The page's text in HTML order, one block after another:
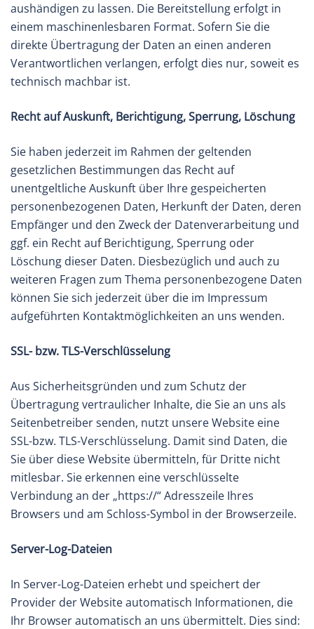
aushändigen zu lassen. Die Bereitstellung erfolgt in
einem maschinenlesbaren Format. Sofern Sie die
direkte Übertragung der Daten an einen anderen
Verantwortlichen verlangen, erfolgt dies nur, soweit es
technisch machbar ist.
Recht auf Auskunft, Berichtigung, Sperrung, Löschung
Sie haben jederzeit im Rahmen der geltenden
gesetzlichen Bestimmungen das Recht auf
unentgeltliche Auskunft über Ihre gespeicherten
personenbezogenen Daten, Herkunft der Daten, deren
Empfänger und den Zweck der Datenverarbeitung und
ggf. ein Recht auf Berichtigung, Sperrung oder
Löschung dieser Daten. Diesbezüglich und auch zu
weiteren Fragen zum Thema personenbezogene Daten
können Sie sich jederzeit über die im Impressum
aufgeführten Kontaktmöglichkeiten an uns wenden.
SSL- bzw. TLS-Verschlüsselung
Aus Sicherheitsgründen und zum Schutz der
Übertragung vertraulicher Inhalte, die Sie an uns als
Seitenbetreiber senden, nutzt unsere Website eine
SSL-bzw. TLS-Verschlüsselung. Damit sind Daten, die
Sie über diese Website übermitteln, für Dritte nicht
mitlesbar. Sie erkennen eine verschlüsselte
Verbindung an der „https://“ Adresszeile Ihres
Browsers und am Schloss-Symbol in der Browserzeile.
Server-Log-Dateien
In Server-Log-Dateien erhebt und speichert der
Provider der Website automatisch Informationen, die
Ihr Browser automatisch an uns übermittelt. Dies sind: